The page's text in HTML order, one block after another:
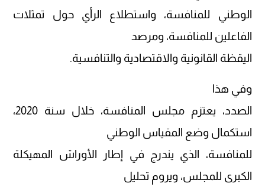
الوطني للمنافسة، واستطلاع الرأي حول تمثلات
الفاعلين للمنافسة، ومرصد
اليقظة القانونية والاقتصادية والتنافسية.
وفي هذا
الصدد، يعتزم مجلس المنافسة، خلال سنة 2020،
استكمال وضع المقياس الوطني
للمنافسة، الذي يندرج في إطار الأوراش المهيكلة
الكبرى للمجلس، ويروم تحليل